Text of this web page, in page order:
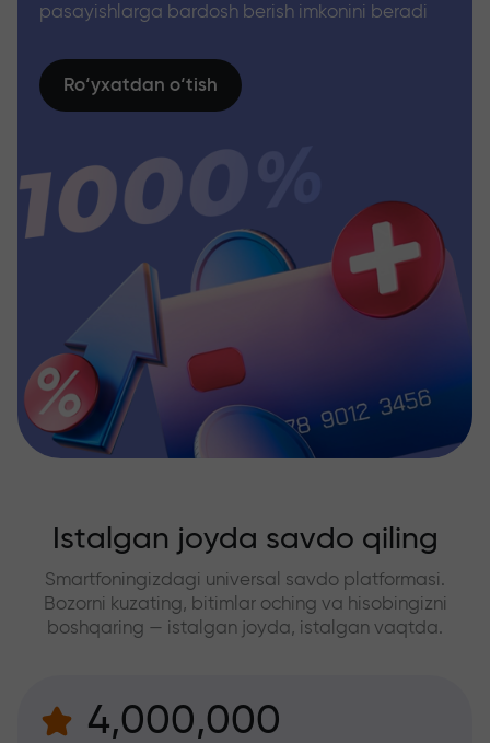
pasayishlarga bardosh berish imkonini beradi
Ro‘yxatdan o‘tish
Istalgan joyda savdo qiling
Smartfoningizdagi universal savdo platformasi.
Bozorni kuzating, bitimlar oching va hisobingizni
boshqaring — istalgan joyda, istalgan vaqtda.
4,000,000